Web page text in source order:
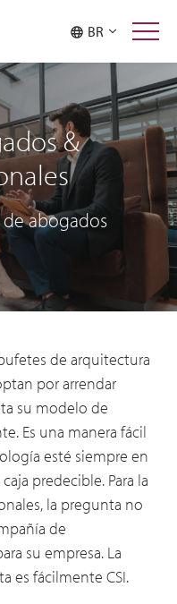
BR
&
abogados
de arquitectura
por arrendar
su modelo de
Es una manera fácil
esté siempre en
predecible. Para la
la pregunta no
de
su empresa. La
es fácilmente CSI.